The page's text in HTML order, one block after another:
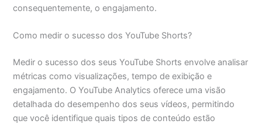
consequentemente, o engajamento.
Como medir o sucesso dos YouTube Shorts?
Medir o sucesso dos seus YouTube Shorts envolve analisar
métricas como visualizações, tempo de exibição e
engajamento. O YouTube Analytics oferece uma visão
detalhada do desempenho dos seus vídeos, permitindo
que você identifique quais tipos de conteúdo estão